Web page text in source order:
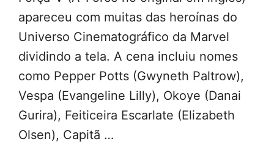
apareceu com muitas das heroínas do
Universo Cinematográfico da Marvel
dividindo a tela. A cena incluiu nomes
como Pepper Potts (Gwyneth Paltrow),
Vespa (Evangeline Lilly), Okoye (Danai
Gurira), Feiticeira Escarlate (Elizabeth
Olsen), Capitã …